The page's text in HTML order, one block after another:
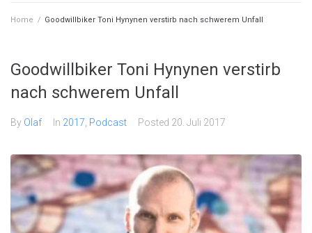
Home / Goodwillbiker Toni Hynynen verstirb nach schwerem Unfall
Goodwillbiker Toni Hynynen verstirb
nach schwerem Unfall
By Olaf In 2017 Podcast Posted 20. Juli 2017